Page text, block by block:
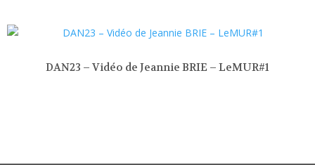
DAN23 – Vidéo de Jeannie BRIE – LeMUR#1